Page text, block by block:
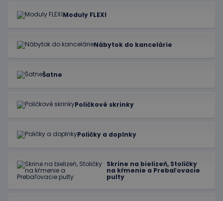
Moduly FLEXI
Nábytok do kancelárie
Šatne
Poličkové skrinky
Poličky a doplnky
Skrine na bielizeň, Stoličky
na kŕmenie a Prebaľovacie
pulty